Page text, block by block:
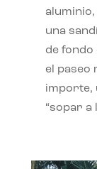
una
de fondo
el paseo
importe,
“sopar a